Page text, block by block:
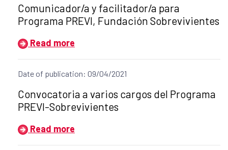
Title of the announcement:
Comunicador/a y facilitador/a para
Programa PREVI, Fundación Sobrevivientes
Read more
Date of publication: 09/04/2021
Title of the announcement:
Convocatoria a varios cargos del Programa
PREVI-Sobrevivientes
Read more